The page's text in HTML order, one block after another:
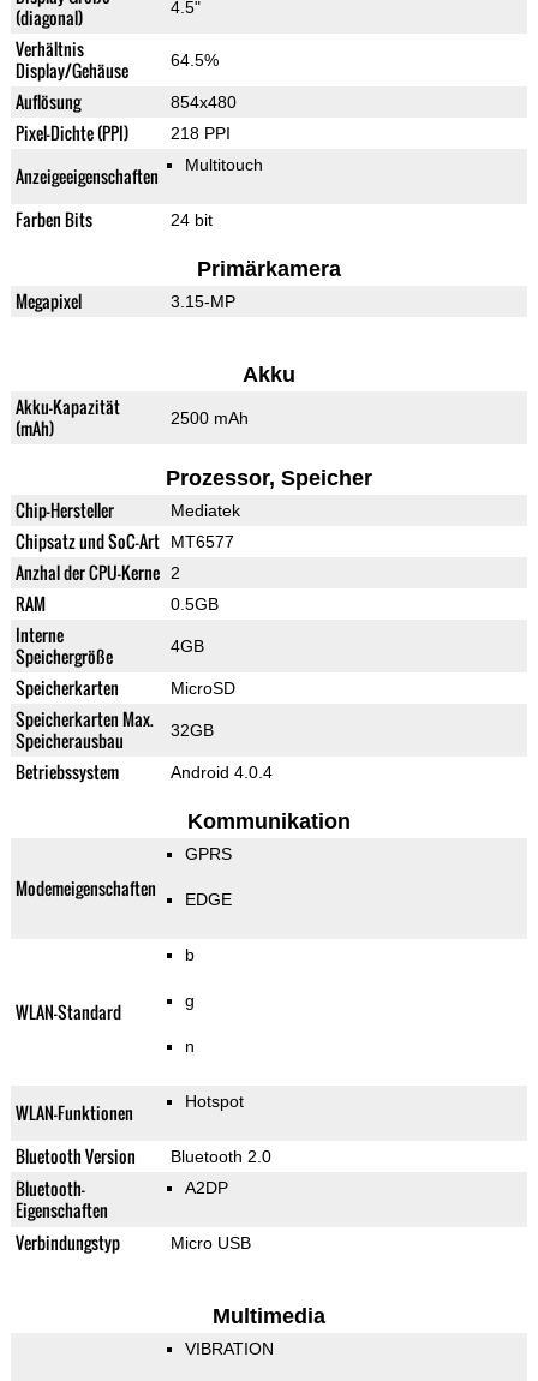
(diagonal)
4.5"
Verhältnis
Display/Gehäuse
64.5%
Auflösung 854x480
Pixel-Dichte (PPI) 218 PPI
Anzeigeeigenschaften Multitouch
Farben Bits 24 bit
Primärkamera
Megapixel 3.15-MP
Akku
Akku-Kapazität
(mAh)
2500 mAh
Prozessor, Speicher
Chip-Hersteller Mediatek
Chipsatz und SoC-Art MT6577
Anzhal der CPU-Kerne 2
RAM 0.5GB
Interne
Speichergröße
4GB
Speicherkarten MicroSD
Speicherkarten Max.
Speicherausbau
32GB
Betriebssystem Android 4.0.4
Kommunikation
Modemeigenschaften
GPRS
EDGE
WLAN-Standard
b
g
n
WLAN-Funktionen Hotspot
Bluetooth Version Bluetooth 2.0
Bluetooth-
Eigenschaften
A2DP
Verbindungstyp Micro USB
Multimedia
VIBRATION